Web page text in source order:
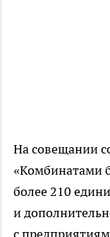
На совещании
«Комбинатами
более 210
и
с